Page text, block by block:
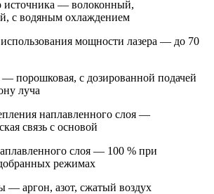
источника — волоконный,
с водяным охлаждением
мощности лазера — до 70
порошковая, с дозированной подачей
луча
наплавленного слоя —
связь с основой
слоя — 100 % при
режимах
— аргон, азот, сжатый воздух